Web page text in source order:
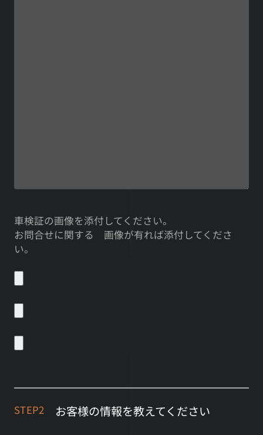
車検証の画像を添付してください。
お問合せに関する 画像が有れば添付してくださ
い。
STEP2 お客様の情報を教えてください